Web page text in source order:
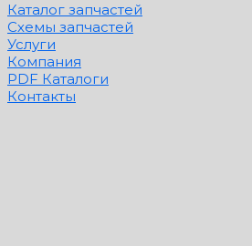
Каталог запчастей
Схемы запчастей
Услуги
Компания
PDF Каталоги
Контакты